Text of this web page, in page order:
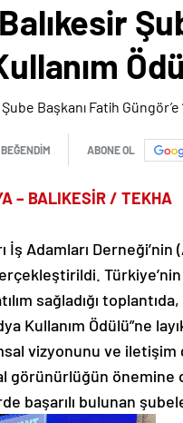
BEĞENDİM ABONE OL
– BALIKESİR / TEKHA
İş Adamları Derneği’nin
sağladığı
Kullanım Ödülü”ne
vizyonunu ve
görünürlüğün önemine
başarılı bulunan